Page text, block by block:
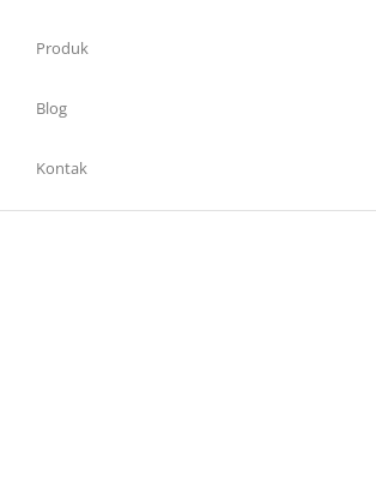
Produk
Blog
Kontak